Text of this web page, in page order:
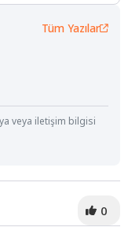
Tüm Yazılar
veya iletişim bilgisi
0